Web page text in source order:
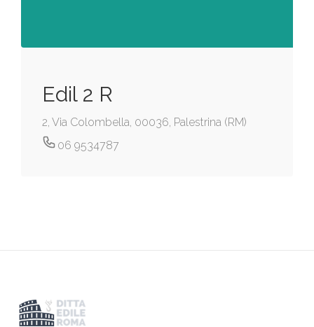
Edil 2 R
2, Via Colombella, 00036, Palestrina (RM)
06 9534787